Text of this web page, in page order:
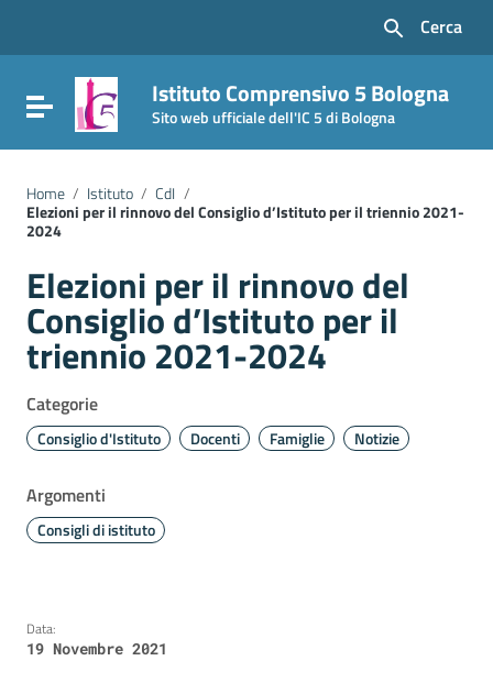
Vai al footer
Cerca
Attiva / disattiva la navigazione
Istituto Comprensivo 5 Bologna
Sito web ufficiale dell'IC 5 di Bologna
Home / Istituto / CdI /
Elezioni per il rinnovo del Consiglio d’Istituto per il triennio 2021-
2024
Elezioni per il rinnovo del
Consiglio d’Istituto per il
triennio 2021-2024
Categorie
Consiglio d'Istituto Docenti Famiglie Notizie
Argomenti
Consigli di istituto
Data:
19 Novembre 2021